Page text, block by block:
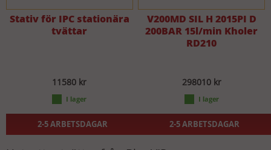
Stativ för IPC stationära
tvättar
11580 kr
2-5 ARBETSDAGAR
V200MD SIL H 2015PI D
200BAR 15l/min Kholer
RD210
298010 kr
2-5 ARBETSDAGAR